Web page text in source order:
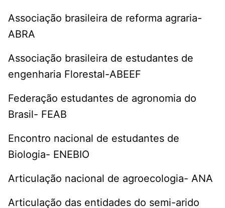
Associação brasileira de reforma agraria-
ABRA
Associação brasileira de estudantes de
engenharia Florestal-ABEEF
Federação estudantes de agronomia do
Brasil- FEAB
Encontro nacional de estudantes de
Biologia- ENEBIO
Articulação nacional de agroecologia- ANA
Articulação das entidades do semi-arido